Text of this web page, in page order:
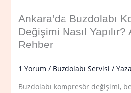
Ankara’da Buzdolabı
Değişimi Nasıl Yapılır?
Rehber
1 Yorum / Buzdolabı Servisi /
Buzdolabı kompresör değişimi,